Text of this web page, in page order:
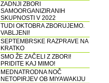
ZADNJI ZBORI
SAMOORGANIZIRANIH
SKUPNOSTI V 2022
TUDI OKTOBRA ZBORUJEMO.
VABLJENI!
SEPTEMBRSKE RAZPRAVE NA
KRATKO
SMO ŽE ZAČELI Z ZBORI!
PRIDITE KAJ MIMO!
MEDNATRODNA NOČ
NETOPIRJEV OB MIYAWAKIJU